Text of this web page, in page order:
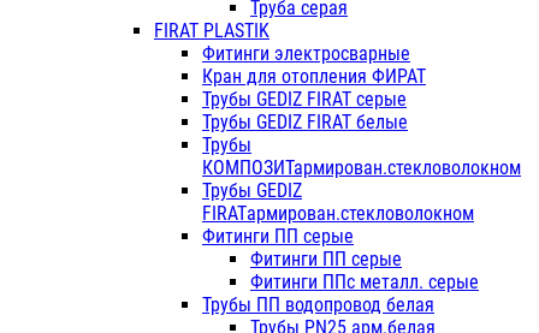
Труба серая
FIRAT PLASTIK
Фитинги электросварные
Кран для отопления ФИРАТ
Трубы GEDIZ FIRAT серые
Трубы GEDIZ FIRAT белые
Трубы
КОМПОЗИТармирован.стекловолокном
Трубы GEDIZ
FIRATармирован.стекловолокном
Фитинги ПП серые
Фитинги ПП серые
Фитинги ППс металл. серые
Трубы ПП водопровод белая
Трубы PN25 арм.белая